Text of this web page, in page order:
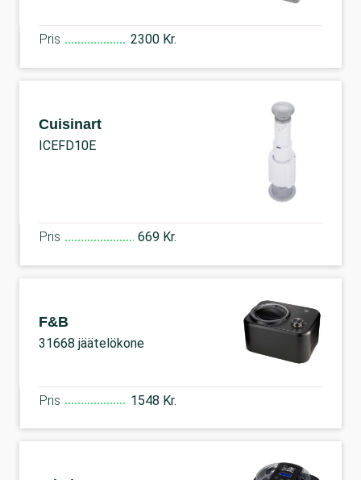
Pris 2300 Kr.
Cuisinart
ICEFD10E
Pris 669 Kr.
F&B
31668 jäätelökone
Pris 1548 Kr.